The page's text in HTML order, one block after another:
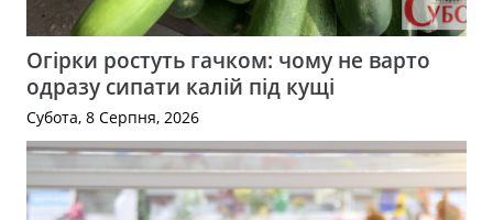
Огірки ростуть гачком: чому не варто
одразу сипати калій під кущі
Субота, 8 Серпня, 2026